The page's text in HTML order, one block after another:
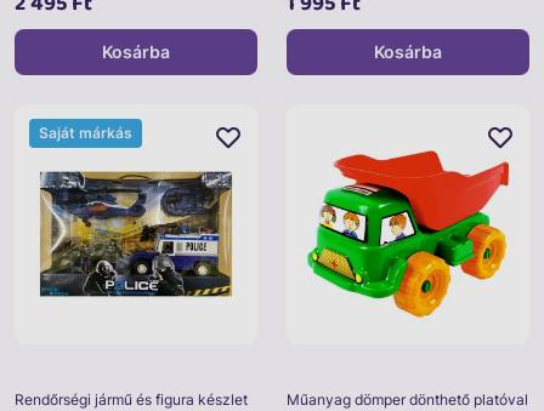
Kosárba Kosárba
Rendőrségi jármű és figura készlet
Saját márkás
Műanyag dömper dönthető platóval